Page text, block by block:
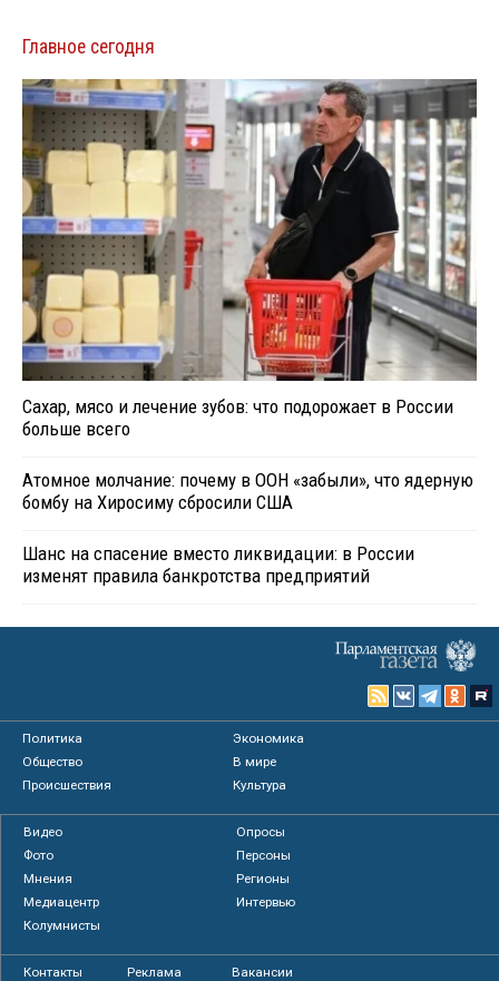
Главное сегодня
Сахар, мясо и лечение зубов: что подорожает в России
больше всего
Атомное молчание: почему в ООН «забыли», что ядерную
бомбу на Хиросиму сбросили США
Шанс на спасение вместо ликвидации: в России
изменят правила банкротства предприятий
Политика
Экономика
Общество
В мире
Происшествия
Культура
Видео
Опросы
Фото
Персоны
Мнения
Регионы
Медиацентр
Интервью
Колумнисты
Контакты Реклама Вакансии